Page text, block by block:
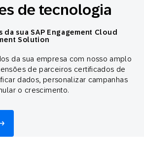
de tecnologia
da sua SAP Engagement Cloud
Solution
da sua empresa com nosso amplo
de parceiros certificados de
dados, personalizar campanhas
o crescimento.